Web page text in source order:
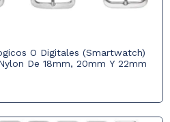
O Digitales (Smartwatch)
De 18mm, 20mm Y 22mm